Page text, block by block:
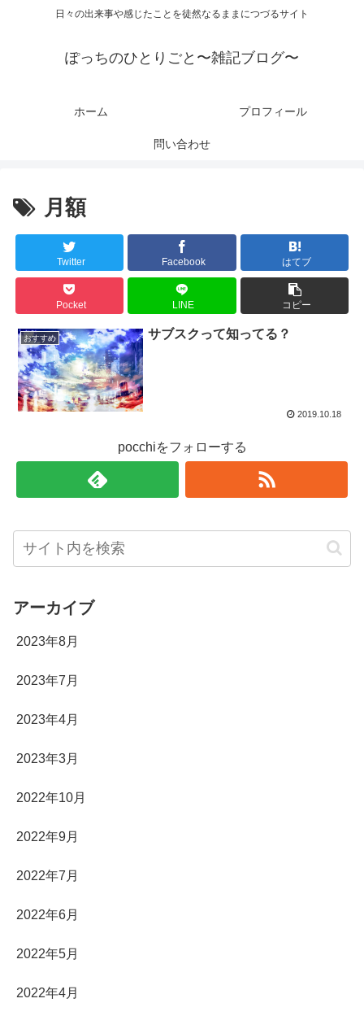
日々の出来事や感じたことを徒然なるままにつづるサイト
ぽっちのひとりごと〜雑記ブログ〜
ホーム プロフィール
問い合わせ
月額
Twitter Facebook はてブ
Pocket LINE コピー
おすすめ サブスクって知ってる？
2019.10.18
pocchiをフォローする
アーカイブ
2023年8月
2023年7月
2023年4月
2023年3月
2022年10月
2022年9月
2022年7月
2022年6月
2022年5月
2022年4月